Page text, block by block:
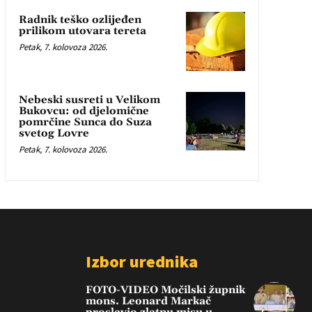
Radnik teško ozlijeđen
prilikom utovara tereta
Petak, 7. kolovoza 2026.
Nebeski susreti u Velikom
Bukovcu: od djelomične
pomrčine Sunca do Suza
svetog Lovre
Petak, 7. kolovoza 2026.
Izbor urednika
FOTO-VIDEO Močilski župnik
mons. Leonard Markač